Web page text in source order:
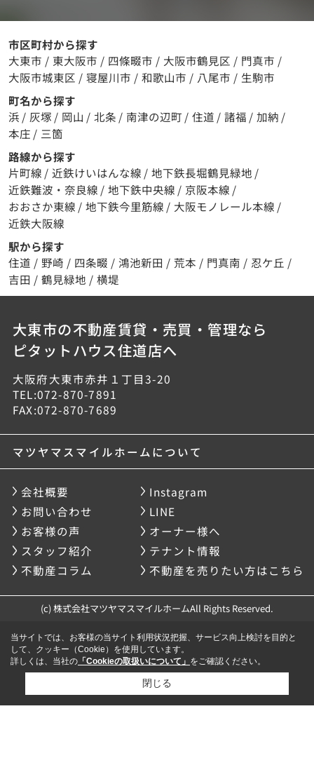
市区町村から探す
大東市 / 東大阪市 / 四條畷市 / 大阪市鶴見区 / 門真市 /
大阪市城東区 / 寝屋川市 / 和歌山市 / 八尾市 / 生駒市
町名から探す
浜 / 灰塚 / 岡山 / 北条 / 南津の辺町 / 住道 / 諸福 / 加納 /
本庄 / 三箇
路線から探す
片町線 / 近鉄けいはんな線 / 地下鉄長堀鶴見緑地 /
近鉄難波・奈良線 / 地下鉄中央線 / 京阪本線 /
おおさか東線 / 地下鉄今里筋線 / 大阪モノレール本線 /
近鉄大阪線
駅から探す
住道 / 野崎 / 四条畷 / 鴻池新田 / 荒本 / 門真南 / 忍ケ丘 /
吉田 / 鶴見緑地 / 横堤
大東市の不動産賃貸・売買・管理なら
ピタットハウス住道店へ
大阪府大東市赤井１丁目3-20
TEL:072-870-7891
FAX:072-870-7689
マツヤマスマイルホームについて
会社概要
Instagram
お問い合わせ
LINE
お客様の声
オーナー様へ
スタッフ紹介
テナント情報
不動産コラム
不動産を売りたい方はこちら
(c) 株式会社マツヤマスマイルホームAll Rights Reserved.
当サイトでは、お客様の当サイト利用状況把握、サービス向上検討を目的と
して、クッキー（Cookie）を使用しています。
詳しくは、当社の 「Cookieの取扱いについて」 をご確認ください。
閉じる